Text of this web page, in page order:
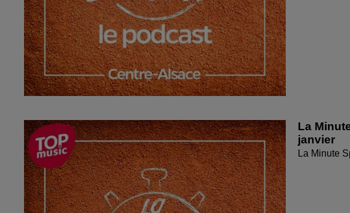
La
janvier
La Minute